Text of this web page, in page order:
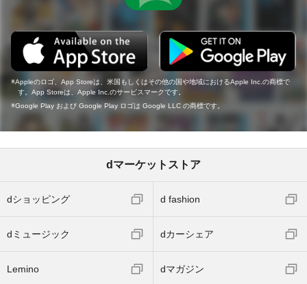
Appleのロゴ、App Storeは、米国もしくはその他の国や地域におけるApple Inc.の商標で
す。App Storeは、Apple Inc.のサービスマークです。
Google Play および Google Play ロゴは Google LLC の商標です。
dマーケットストア
dショッピング d fashion
dミュージック dカーシェア
Lemino dマガジン